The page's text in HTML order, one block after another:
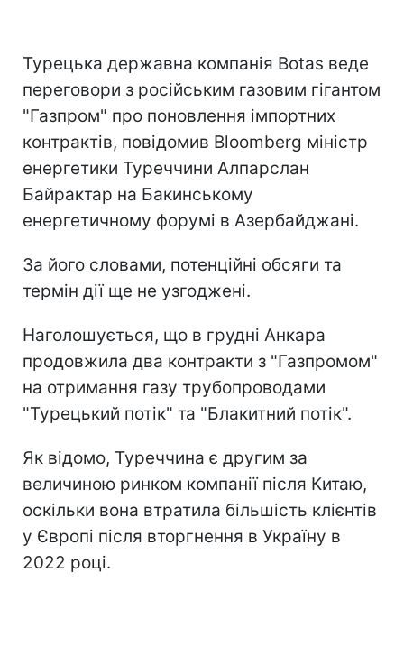
Турецька державна компанія Botas веде
переговори з російським газовим гігантом
"Газпром" про поновлення імпортних
контрактів, повідомив Bloomberg міністр
енергетики Туреччини Алпарслан
Байрактар ​​на Бакинському
енергетичному форумі в Азербайджані.
За його словами, потенційні обсяги та
термін дії ще не узгоджені.
Наголошується, що в грудні Анкара
продовжила два контракти з "Газпромом"
на отримання газу трубопроводами
"Турецький потік" та "Блакитний потік".
Як відомо, Туреччина є другим за
величиною ринком компанії після Китаю,
оскільки вона втратила більшість клієнтів
у Європі після вторгнення в Україну в
2022 році.